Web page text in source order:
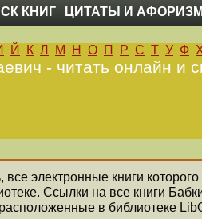
КНИГ ЦИТАТЫ И
Й К Л М Н О П Р С Т У Ф
- читать онлайн и
все электронные книги
Ссылки на все книги
в библиотеке